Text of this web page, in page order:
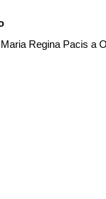
Regina Pacis a